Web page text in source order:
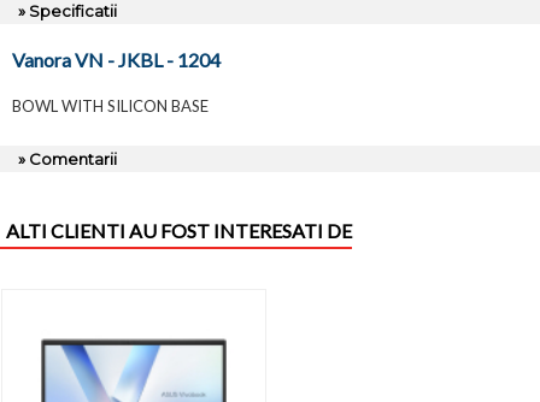
» Specificatii
Vanora VN - JKBL - 1204
BOWL WITH SILICON BASE
» Comentarii
ALTI CLIENTI AU FOST INTERESATI DE